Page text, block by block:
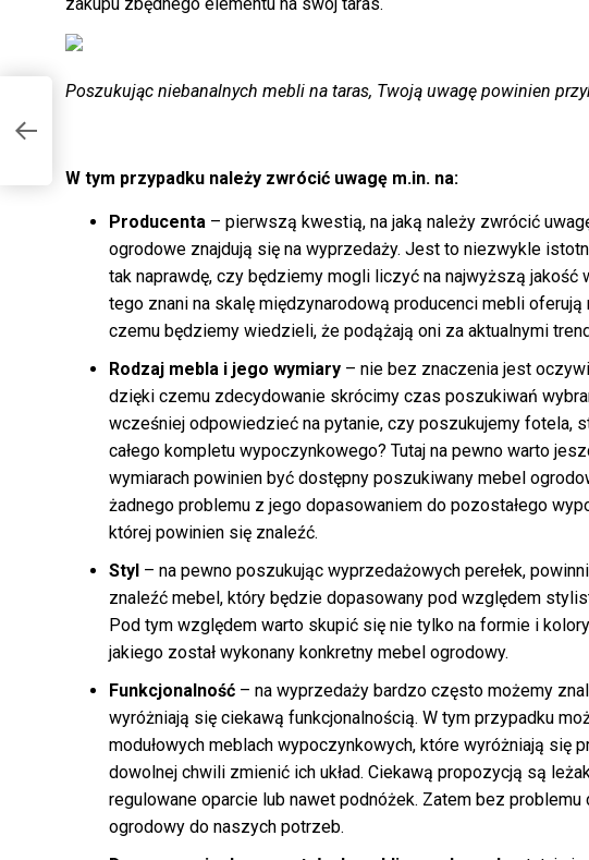
Poszukując niebanalnych mebli na taras, Twoją uwagę powinien
W tym przypadku należy zwrócić uwagę m.in. na:
Producenta – pierwszą kwestią, na jaką należy zwrócić
ogrodowe znajdują się na wyprzedaży. Jest to niezwykle
tak naprawdę, czy będziemy mogli liczyć na najwyższą jakość
tego znani na skalę międzynarodową producenci mebli
czemu będziemy wiedzieli, że podążają oni za aktualnymi
Rodzaj mebla i jego wymiary – nie bez znaczenia jest
dzięki czemu zdecydowanie skrócimy czas poszukiwań
wcześniej odpowiedzieć na pytanie, czy poszukujemy fotela,
całego kompletu wypoczynkowego? Tutaj na pewno warto
wymiarach powinien być dostępny poszukiwany mebel
żadnego problemu z jego dopasowaniem do pozostałego
której powinien się znaleźć.
Styl – na pewno poszukując wyprzedażowych perełek,
znaleźć mebel, który będzie dopasowany pod względem
Pod tym względem warto skupić się nie tylko na formie i
jakiego został wykonany konkretny mebel ogrodowy.
Funkcjonalność – na wyprzedaży bardzo często możemy
wyróżniają się ciekawą funkcjonalnością. W tym przypadku
modułowych meblach wypoczynkowych, które wyróżniają się
dowolnej chwili zmienić ich układ. Ciekawą propozycją są
regulowane oparcie lub nawet podnóżek. Zatem bez
ogrodowy do naszych potrzeb.